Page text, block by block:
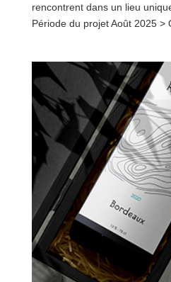
rencontrent dans un lieu
Période du projet Août 2025 >